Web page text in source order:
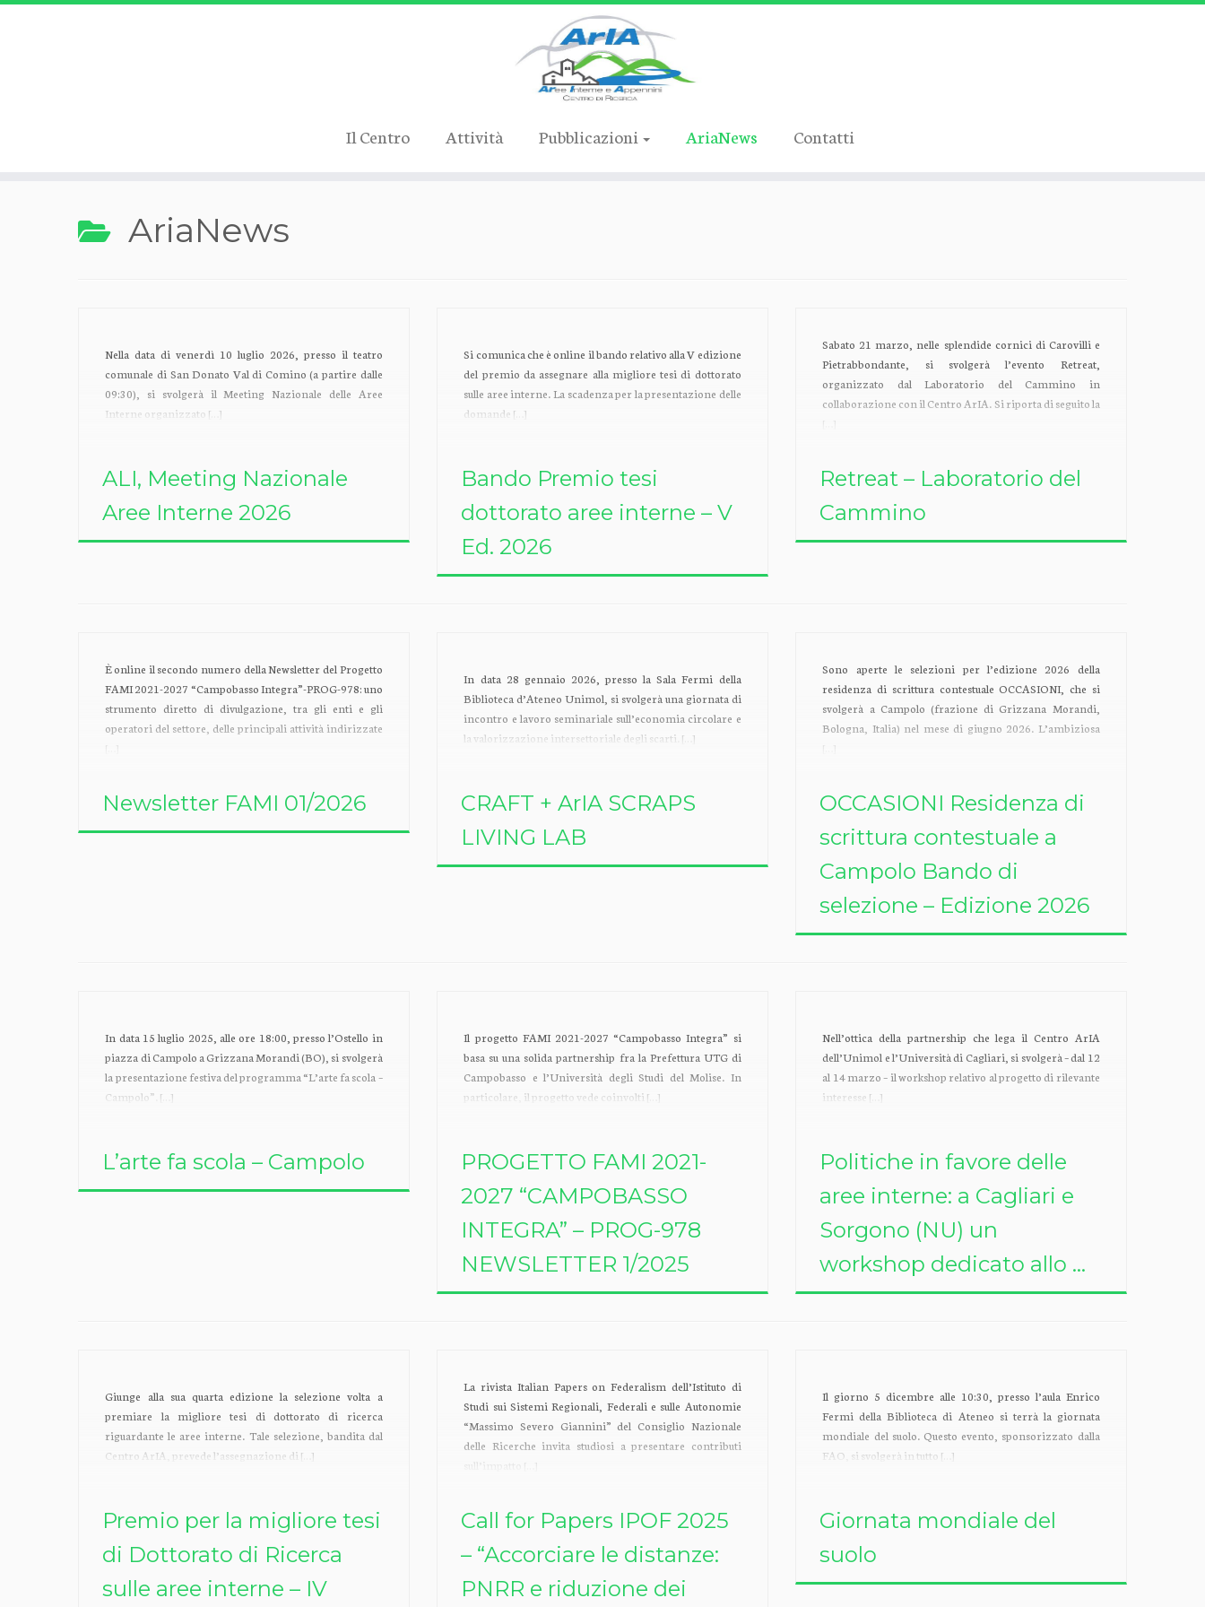
Il Centro Attività Pubblicazioni AriaNews Contatti
AriaNews
Nella data di venerdì 10 luglio 2026, presso il teatro
comunale di San Donato Val di Comino (a partire dalle
09:30), si svolgerà il Meeting Nazionale delle Aree
Interne organizzato […]
ALI, ​Meeting Nazionale
Aree Interne 2026
Si comunica che è online il bando relativo alla V edizione
del premio da assegnare alla migliore tesi di dottorato
sulle aree interne. La scadenza per la presentazione delle
domande […]
Bando Premio tesi
dottorato aree interne – V
Ed. 2026
Sabato 21 marzo, nelle splendide cornici di Carovilli e
Pietrabbondante, si svolgerà l’evento Retreat,
organizzato dal Laboratorio del Cammino in
collaborazione con il Centro ArIA. Si riporta di seguito la
[…]
Retreat – Laboratorio del
Cammino
È online il secondo numero della Newsletter del Progetto
FAMI 2021-2027 “Campobasso Integra”-PROG-978: uno
strumento diretto di divulgazione, tra gli enti e gli
operatori del settore, delle principali attività indirizzate
[…]
Newsletter FAMI 01/2026
In data 28 gennaio 2026, presso la Sala Fermi della
Biblioteca d’Ateneo Unimol, si svolgerà una giornata di
incontro e lavoro seminariale sull’economia circolare e
la valorizzazione intersettoriale degli scarti. […]
CRAFT + ArIA SCRAPS
LIVING LAB
Sono aperte le selezioni per l’edizione 2026 della
residenza di scrittura contestuale OCCASIONI, che si
svolgerà a Campolo (frazione di Grizzana Morandi,
Bologna, Italia) nel mese di giugno 2026. L’ambiziosa
[…]
OCCASIONI Residenza di
scrittura contestuale a
Campolo Bando di
selezione – Edizione 2026
In data 15 luglio 2025, alle ore 18:00, presso l’Ostello in
piazza di Campolo a Grizzana Morandi (BO), si svolgerà
la presentazione festiva del programma “L’arte fa scola –
Campolo”. […]
L’arte fa scola – Campolo
Il progetto FAMI 2021-2027 “Campobasso Integra” si
basa su una solida partnership fra la Prefettura UTG di
Campobasso e l’Università degli Studi del Molise. In
particolare, il progetto vede coinvolti […]
PROGETTO FAMI 2021-
2027 “CAMPOBASSO
INTEGRA” – PROG-978
NEWSLETTER 1/2025
Nell’ottica della partnership che lega il Centro ArIA
dell’Unimol e l’Università di Cagliari, si svolgerà – dal 12
al 14 marzo – il workshop relativo al progetto di rilevante
interesse […]
Politiche in favore delle
aree interne: a Cagliari e
Sorgono (NU) un
workshop dedicato allo ...
Giunge alla sua quarta edizione la selezione volta a
premiare la migliore tesi di dottorato di ricerca
riguardante le aree interne. Tale selezione, bandita dal
Centro ArIA, prevede l’assegnazione di […]
Premio per la migliore tesi
di Dottorato di Ricerca
sulle aree interne – IV
La rivista Italian Papers on Federalism dell’Istituto di
Studi sui Sistemi Regionali, Federali e sulle Autonomie
“Massimo Severo Giannini” del Consiglio Nazionale
delle Ricerche invita studiosi a presentare contributi
sull’impatto […]
Call for Papers IPOF 2025
– “Accorciare le distanze:
PNRR e riduzione dei
Il giorno 5 dicembre alle 10:30, presso l’aula Enrico
Fermi della Biblioteca di Ateneo si terrà la giornata
mondiale del suolo. Questo evento, sponsorizzato dalla
FAO, si svolgerà in tutto […]
Giornata mondiale del
suolo